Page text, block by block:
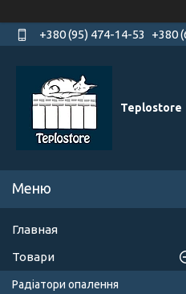
+380 (95) 474-14-53 +380
Teplostore
Главная
Товари
Радіатори опалення